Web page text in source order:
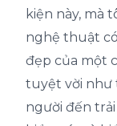
kiện này, mà
nghệ thuật
đẹp của một
tuyệt vời như
người đến